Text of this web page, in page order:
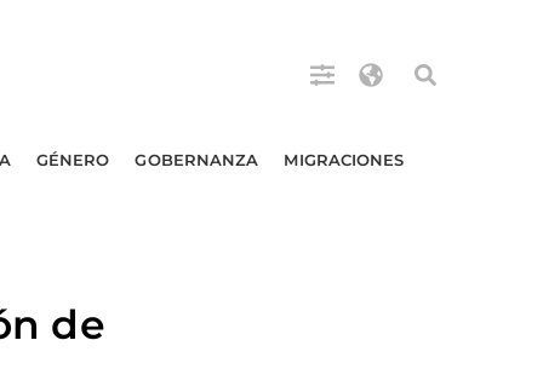
GÉNERO GOBERNANZA MIGRACIONES
de